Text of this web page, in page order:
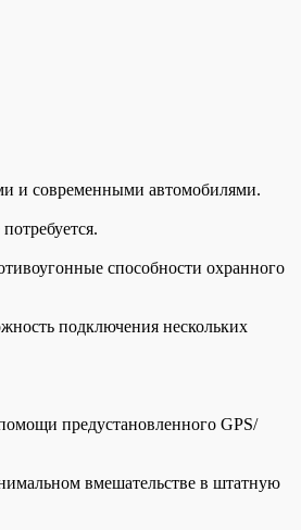
и современными автомобилями.
способности охранного
подключения нескольких
предустановленного GPS/
вмешательстве в штатную